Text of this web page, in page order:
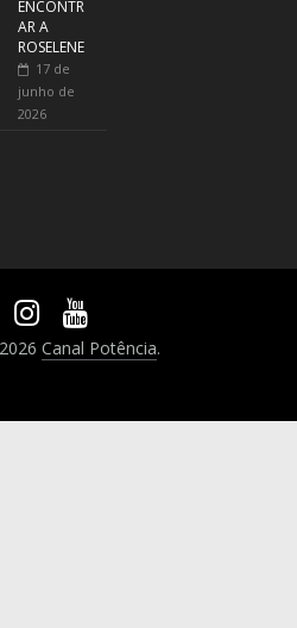
ENCONTR
AR A
ROSELENE
17 de
junho de
2026
Canal Potência.